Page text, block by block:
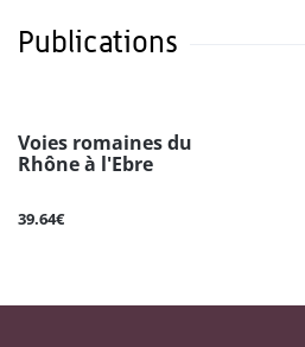
Publications
Voies romaines du
Rhône à l'Ebre
39.64€